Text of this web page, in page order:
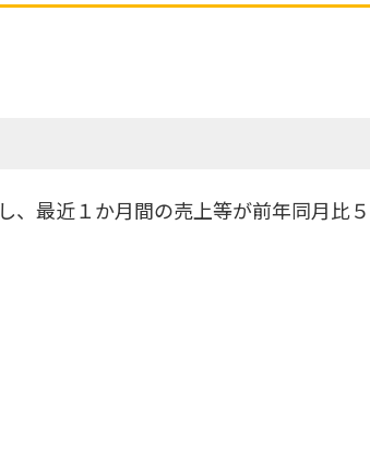
、最近１か月間の売上等が前年同月比